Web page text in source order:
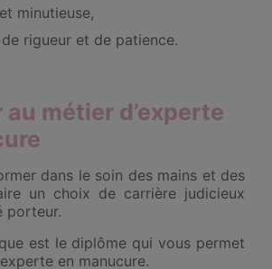
minutieuse,
rigueur et de patience.
au métier d’experte
dans le soin des mains et des
un choix de carrière judicieux
porteur.
est le diplôme qui vous permet
en manucure.